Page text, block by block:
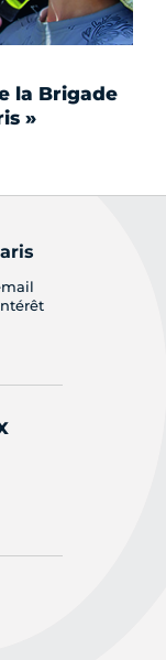
la Brigade
»